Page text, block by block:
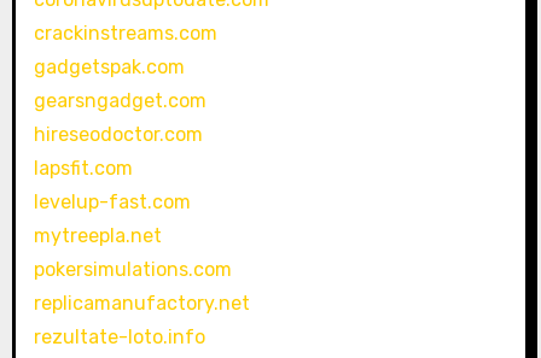
crackinstreams.com
gadgetspak.com
gearsngadget.com
hireseodoctor.com
lapsfit.com
levelup-fast.com
mytreepla.net
pokersimulations.com
replicamanufactory.net
rezultate-loto.info